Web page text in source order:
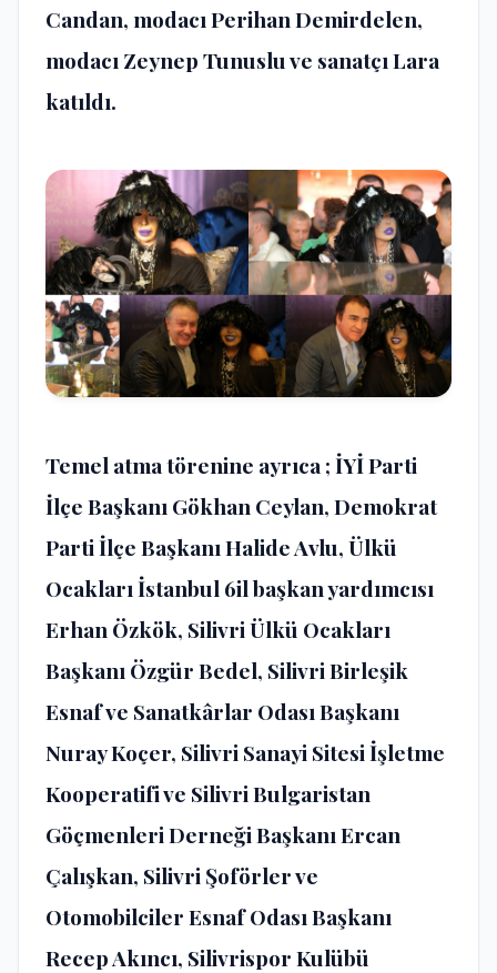
Candan, modacı Perihan Demirdelen,
modacı Zeynep Tunuslu ve sanatçı Lara
katıldı.
Temel atma törenine ayrıca ; İYİ Parti
İlçe Başkanı Gökhan Ceylan, Demokrat
Parti İlçe Başkanı Halide Avlu, Ülkü
Ocakları İstanbul 6il başkan yardımcısı
Erhan Özkök, Silivri Ülkü Ocakları
Başkanı Özgür Bedel, Silivri Birleşik
Esnaf ve Sanatkârlar Odası Başkanı
Nuray Koçer, Silivri Sanayi Sitesi İşletme
Kooperatifi ve Silivri Bulgaristan
Göçmenleri Derneği Başkanı Ercan
Çalışkan, Silivri Şoförler ve
Otomobilciler Esnaf Odası Başkanı
Recep Akıncı, Silivrispor Kulübü